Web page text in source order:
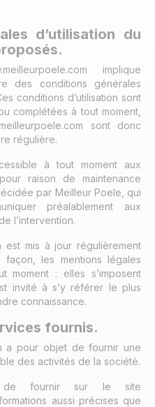
d’utilisation du
implique
des conditions générales
conditions d’utilisation sont
complétées à tout moment,
sont donc
régulière.
à tout moment aux
raison de maintenance
par Meilleur Poele, qui
préalablement aux
l’intervention.
est mis à jour régulièrement
les mentions légales
moment : elles s’imposent
invité à s’y référer le plus
connaissance.
fournis.
a pour objet de fournir une
des activités de la société.
de fournir sur le site
aussi précises que